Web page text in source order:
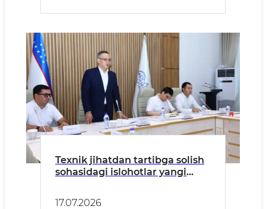
Texnik jihatdan tartibga solish
sohasidagi islohotlar yangi
17.07.2026